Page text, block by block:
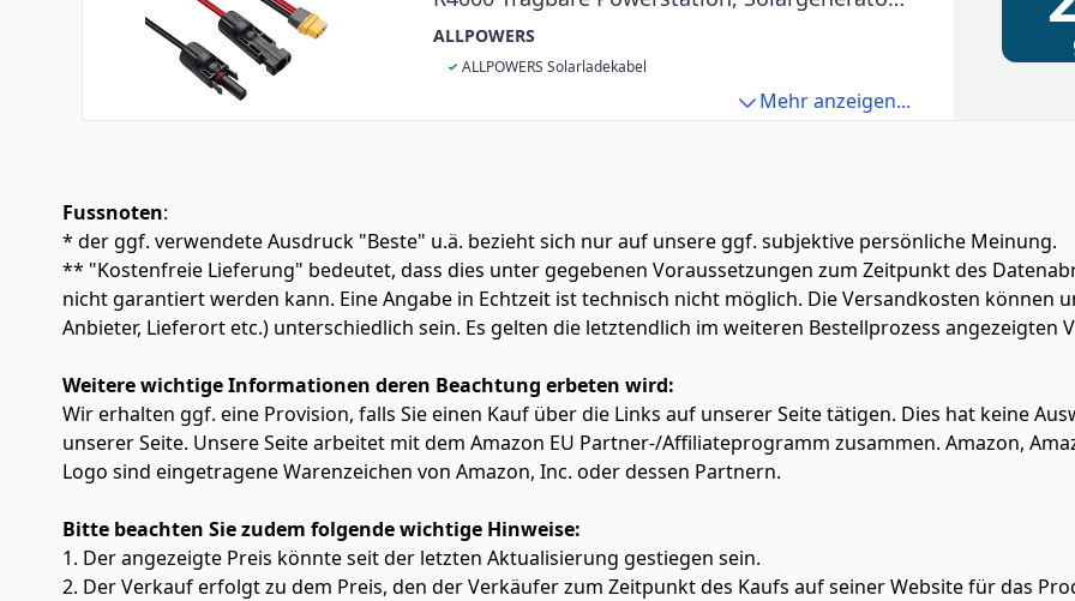
(XT60 Eingang)
ALLPOWERS
ALLPOWERS Solarladekabel
Mehr anzeigen...
Fussnoten:
* der ggf. verwendete Ausdruck "Beste" u.ä. bezieht sich nur auf unsere ggf. subjektive persönliche Meinung.
** "Kostenfreie Lieferung" bedeutet, dass dies unter gegebenen Voraussetzungen zum Zeitpunkt des
nicht garantiert werden kann. Eine Angabe in Echtzeit ist technisch nicht möglich. Die Versandkosten können
Anbieter, Lieferort etc.) unterschiedlich sein. Es gelten die letztendlich im weiteren Bestellprozess angezeigten
Weitere wichtige Informationen deren Beachtung erbeten wird:
Wir erhalten ggf. eine Provision, falls Sie einen Kauf über die Links auf unserer Seite tätigen. Dies hat keine
unserer Seite. Unsere Seite arbeitet mit dem Amazon EU Partner-/Affiliateprogramm zusammen. Amazon,
Logo sind eingetragene Warenzeichen von Amazon, Inc. oder dessen Partnern.
Bitte beachten Sie zudem folgende wichtige Hinweise:
1. Der angezeigte Preis könnte seit der letzten Aktualisierung gestiegen sein.
2. Der Verkauf erfolgt zu dem Preis, den der Verkäufer zum Zeitpunkt des Kaufs auf seiner Website für das